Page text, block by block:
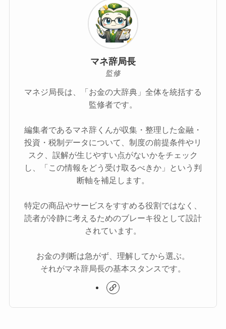
マネ辞局長
監修
マネジ局長は、「お金の大辞典」全体を統括する
監修者です。
編集者であるマネ辞くんが収集・整理した金融・
投資・税制データについて、制度の前提条件やリ
スク、誤解が生じやすい点がないかをチェック
し、「この情報をどう受け取るべきか」という判
断軸を補足します。
特定の商品やサービスをすすめる役割ではなく、
読者が冷静に考えるためのブレーキ役として設計
されています。
お金の判断は急がず、理解してから選ぶ。
それがマネ辞局長の基本スタンスです。